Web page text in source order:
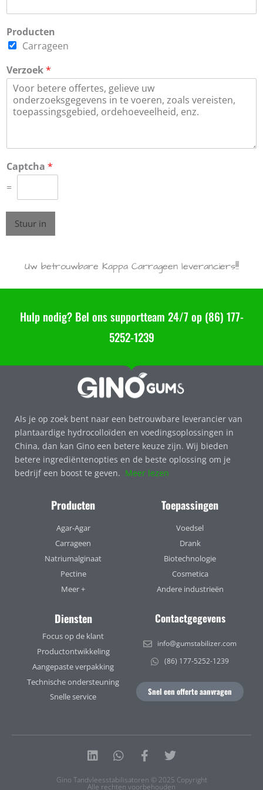
Producten
Carrageen
Verzoek*
Captcha *
=
Stuur in
Uw betrouwbare Kappa Carrageen leveranciers!!!
Hulp nodig? Bel ons supportteam 24/7 op (86) 177-
5252-1239
Als je op zoek bent naar een betrouwbare leverancier van
plantaardige hydrocolloïden en voedingsoplossingen in
China, dan kan Gino een betere keuze zijn. Wij bieden
betere ingrediëntenopties en de beste oplossing om je
bedrijf een boost te geven. Meer lezen
Producten
Agar-Agar
Carrageen
Natriumalginaat
Pectine
Meer +
Toepassingen
Voedsel
Drank
Biotechnologie
Cosmetica
Andere industrieën
Diensten
Focus op de klant
Productontwikkeling
Aangepaste verpakking
Technische ondersteuning
Snelle service
Contactgegevens
info@gumstabilizer.com
(86) 177-5252-1239
Snel een offerte aanvragen
LinkedinWhatsapp
Facebook-
Twitter
Gino Tandvleesstabilisatoren © 2025 Copyright
Alle rechten voorbehouden